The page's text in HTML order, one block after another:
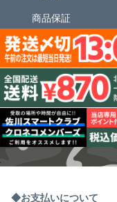
商品保証
お支払いについて